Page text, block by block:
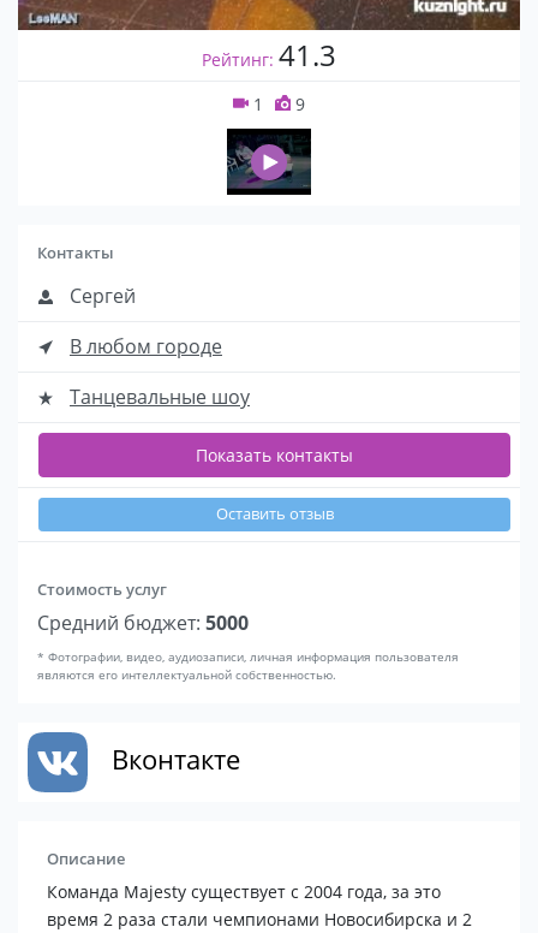
Рейтинг: 41.3
1 9
Контакты
Сергей
В любом городе
Танцевальные шоу
Показать контакты
Оставить отзыв
Стоимость услуг
Средний бюджет: 5000
* Фотографии, видео, аудиозаписи, личная информация пользователя
являются его интеллектуальной собственностью.
Вконтакте
Описание
Команда Majesty существует с 2004 года, за это
время 2 раза стали чемпионами Новосибирска и 2